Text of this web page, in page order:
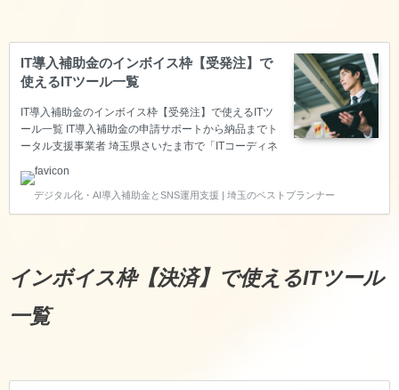
IT導入補助金のインボイス枠【受発注】で
使えるITツール一覧
IT導入補助金のインボイス枠【受発注】で使えるITツ
ール一覧 IT導入補助金の申請サポートから納品までト
ータル支援事業者 埼玉県さいたま市で「ITコーディネ
ポーター」の認定を頂いているベストプランナー合同
会社は、中小企業の生産性向上をITで叶えるため、IT
導入補助金のITツール登録～申請サポート～納品～実
【受発注】で使えるITツールをご紹介します。 インボ
イス枠【受発注】で使えるITツール一覧 ※基本的に
デジタル化・AI導入補助金とSNS運用支援 | 埼玉のベストプランナー
インボイス枠【決済】で使えるITツール
一覧